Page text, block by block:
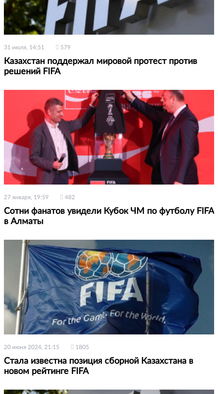
31 июля, 14:51 579
Казахстан поддержал мировой протест против
решений FIFA
27 января, 19:59 482
Сотни фанатов увидели Кубок ЧМ по футболу FIFA
в Алматы
20 июня 2024, 21:15 1805
Стала известна позиция сборной Казахстана в
новом рейтинге FIFA